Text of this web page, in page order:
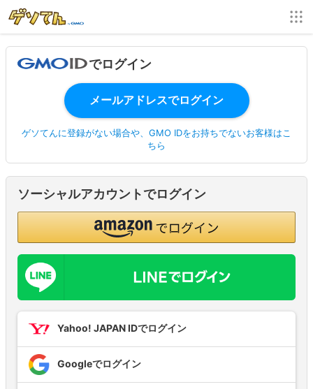
でログイン
ゲソてんに登録がない場合や、GMO IDをお持ちでないお客様はこ
ちら
ソーシャルアカウントでログイン
Yahoo! JAPAN IDでログイン
Googleでログイン